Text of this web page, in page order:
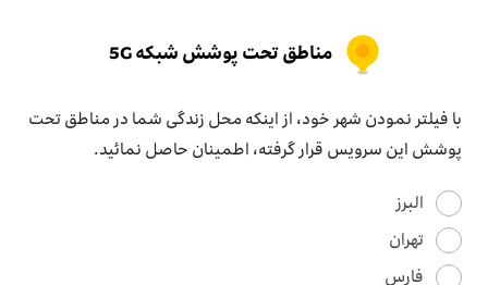
مناطق تحت پوشش شبکه 5G
با فیلتر نمودن شهر خود، از اینکه محل زندگی شما در مناطق تحت
پوشش این سرویس قرار گرفته، اطمینان حاصل نمائید.
البرز
تهران
فارس